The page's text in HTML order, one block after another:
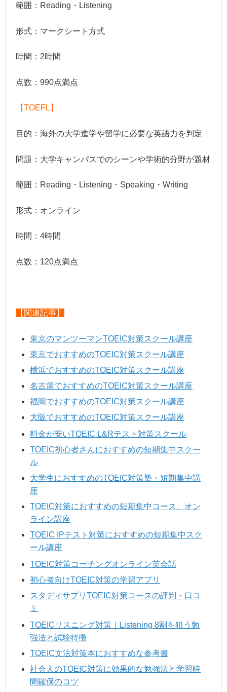
範囲：Reading・Listening
形式：マークシート方式
時間：2時間
点数：990点満点
【TOEFL】
目的：海外の大学進学や留学に必要な英語力を判定
問題：大学キャンパスでのシーンや学術的分野が題材
範囲：Reading・Listening・Speaking・Writing
形式：オンライン
時間：4時間
点数：120点満点
【関連記事】
東京のマンツーマンTOEIC対策スクール講座
東京でおすすめのTOEIC対策スクール講座
横浜でおすすめのTOEIC対策スクール講座
名古屋でおすすめのTOEIC対策スクール講座
福岡でおすすめのTOEIC対策スクール講座
大阪でおすすめのTOEIC対策スクール講座
料金が安いTOEIC L&Rテスト対策スクール
TOEIC初心者さんにおすすめの短期集中スクー
ル
大学生におすすめのTOEIC対策塾・短期集中講
座
TOEIC対策におすすめの短期集中コース、オン
ライン講座
TOEIC IPテスト対策におすすめの短期集中スク
ール講座
TOEIC対策コーチングオンライン英会話
初心者向けTOEIC対策の学習アプリ
スタディサプリTOEIC対策コースの評判・口コ
ミ
TOEICリスニング対策｜Listening 8割を狙う勉
強法と試験特徴
TOEIC文法対策本におすすめな参考書
社会人のTOEIC対策に効果的な勉強法と学習時
間確保のコツ